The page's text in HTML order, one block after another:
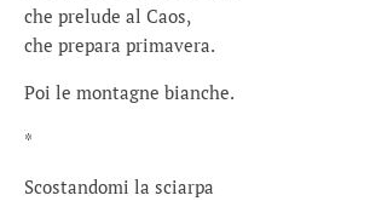
che prelude al Caos,
che prepara primavera.
Poi le montagne bianche.
*
Scostandomi la sciarpa